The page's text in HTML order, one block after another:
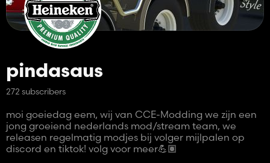
pindasaus
272 subscribers
moi goeiedag eem, wij van CCE-Modding we zijn een
jong groeiend nederlands mod/stream team, we
releasen regelmatig modjes bij volger mijlpalen op
discord en tiktok! volg voor meer💪🏽